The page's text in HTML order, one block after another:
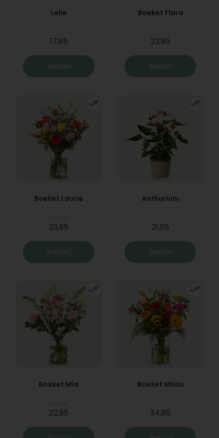
Lelie
17,95
Bestel
Boeket Flora
23,95
Bestel
Boeket Laurie
23,95
Bestel
Anthurium
21,95
Bestel
Boeket Mia
22,95
Boeket Milou
34,95